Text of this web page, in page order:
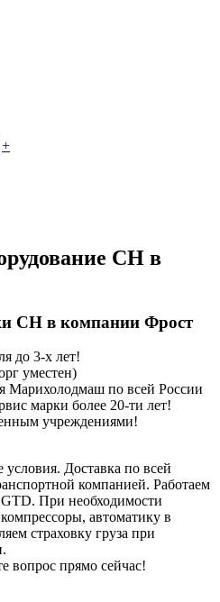
+
CH в
CH в компании Фрост
до 3-х лет!
уместен)
Марихолодмаш по всей России
марки более 20-ти лет!
учреждениями!
Доставка по всей
компанией. Работаем
При необходимости
автоматику в
страховку груза при
вопрос прямо сейчас!